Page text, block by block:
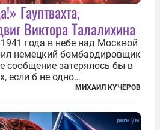
Гауптвахта,
Виктора Талалихина
года в небе над Москвой
немецкий бомбардировщик
сообщение затерялось бы в
если б не одно
был один из первых в
авиации ночных таранов.
лейтенанта...
МИХАИЛ КУЧЕРОВ